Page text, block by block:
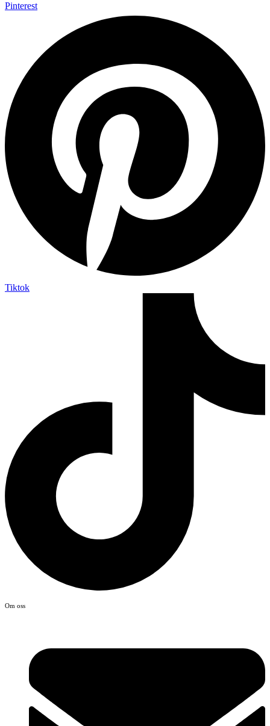
Pinterest
Tiktok
Om oss